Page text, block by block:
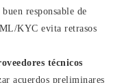
responsable de
KYC evita retrasos
técnicos
acuerdos preliminares